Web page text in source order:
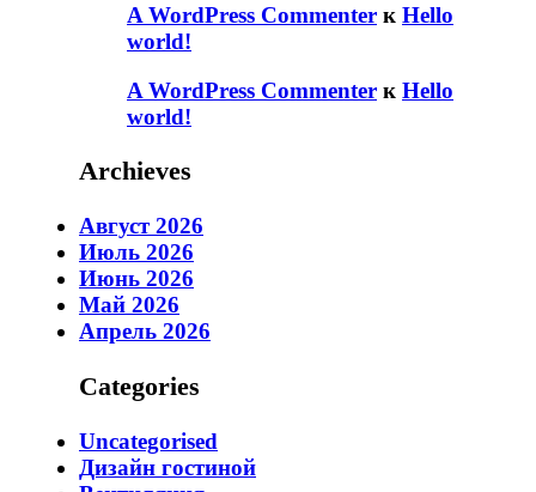
A WordPress Commenter к Hello
world!
A WordPress Commenter к Hello
world!
Archieves
Август 2026
Июль 2026
Июнь 2026
Май 2026
Апрель 2026
Categories
Uncategorised
Дизайн гостиной